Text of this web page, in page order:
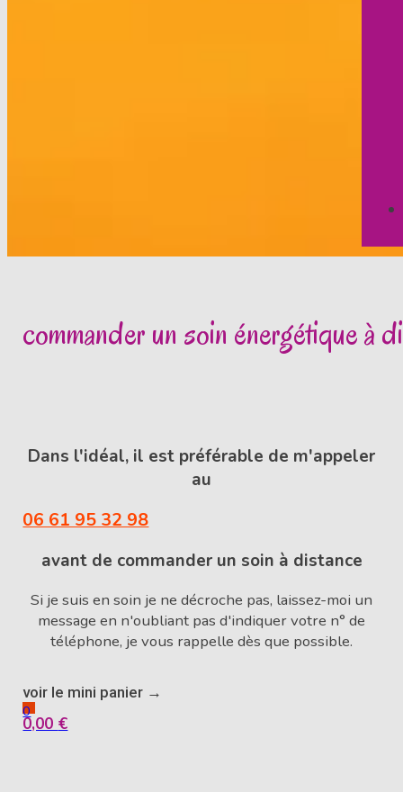
commander un soin énergétique à
Dans l'idéal, il est préférable de m'appeler
au
06 61 95 32 98
avant de commander un soin à distance
Si je suis en soin je ne décroche pas, laissez-moi un
message en n'oubliant pas d'indiquer votre n° de
téléphone, je vous rappelle dès que possible.
voir le mini panier →
0
0,00 €